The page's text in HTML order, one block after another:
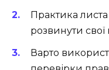
Практика
розвинути
Варто